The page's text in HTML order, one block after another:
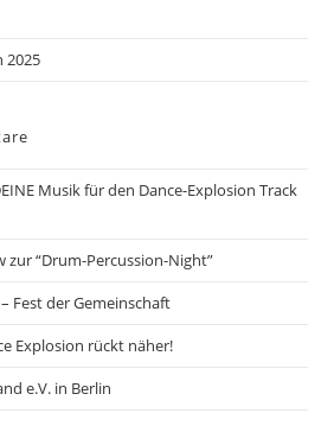
2025
Musik für den Dance-Explosion Track
zur “Drum-Percussion-Night”
Fest der Gemeinschaft
Explosion rückt näher!
e.V. in Berlin